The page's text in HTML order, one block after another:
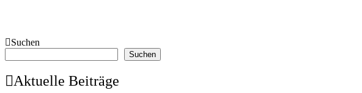
Suchen
Suchen
Aktuelle Beiträge